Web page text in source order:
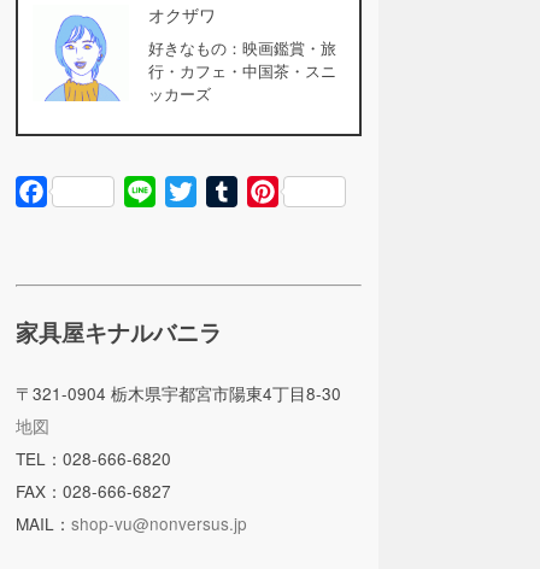
オクザワ
好きなもの：映画鑑賞・旅
行・カフェ・中国茶・スニ
ッカーズ
Facebook Line TwitterTumblrPinterest
家具屋キナルバニラ
〒321-0904 栃木県宇都宮市陽東4丁目8-30
地図
TEL：028-666-6820
FAX：028-666-6827
MAIL：shop-vu@nonversus.jp